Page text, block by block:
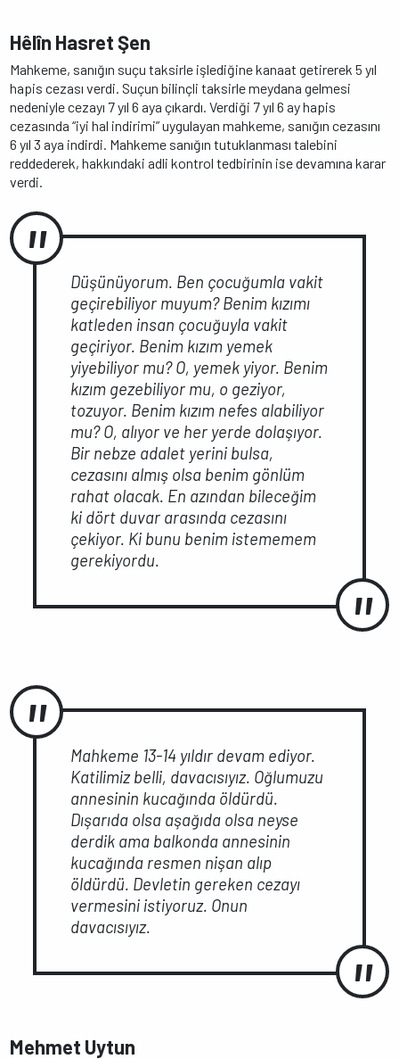
Hêlîn Hasret Şen
Mahkeme, sanığın suçu taksirle işlediğine kanaat getirerek 5 yıl
hapis cezası verdi. Suçun bilinçli taksirle meydana gelmesi
nedeniyle cezayı 7 yıl 6 aya çıkardı. Verdiği 7 yıl 6 ay hapis
cezasında “iyi hal indirimi” uygulayan mahkeme, sanığın cezasını
6 yıl 3 aya indirdi. Mahkeme sanığın tutuklanması talebini
reddederek, hakkındaki adli kontrol tedbirinin ise devamına karar
verdi.
Düşünüyorum. Ben çocuğumla vakit
geçirebiliyor muyum? Benim kızımı
katleden insan çocuğuyla vakit
geçiriyor. Benim kızım yemek
yiyebiliyor mu? O, yemek yiyor. Benim
kızım gezebiliyor mu, o geziyor,
tozuyor. Benim kızım nefes alabiliyor
mu? O, alıyor ve her yerde dolaşıyor.
Bir nebze adalet yerini bulsa,
cezasını almış olsa benim gönlüm
rahat olacak. En azından bileceğim
ki dört duvar arasında cezasını
çekiyor. Ki bunu benim istememem
gerekiyordu.
Mahkeme 13-14 yıldır devam ediyor.
Katilimiz belli, davacısıyız. Oğlumuzu
annesinin kucağında öldürdü.
Dışarıda olsa aşağıda olsa neyse
derdik ama balkonda annesinin
kucağında resmen nişan alıp
öldürdü. Devletin gereken cezayı
vermesini istiyoruz. Onun
davacısıyız.
Mehmet Uytun